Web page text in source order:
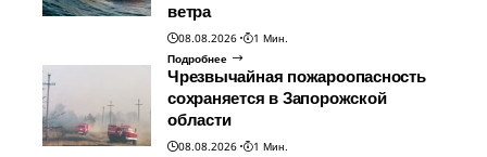
ветра
08.08.2026
1 Мин.
Подробнее
Чрезвычайная пожароопасность
сохраняется в Запорожской
области
08.08.2026
1 Мин.